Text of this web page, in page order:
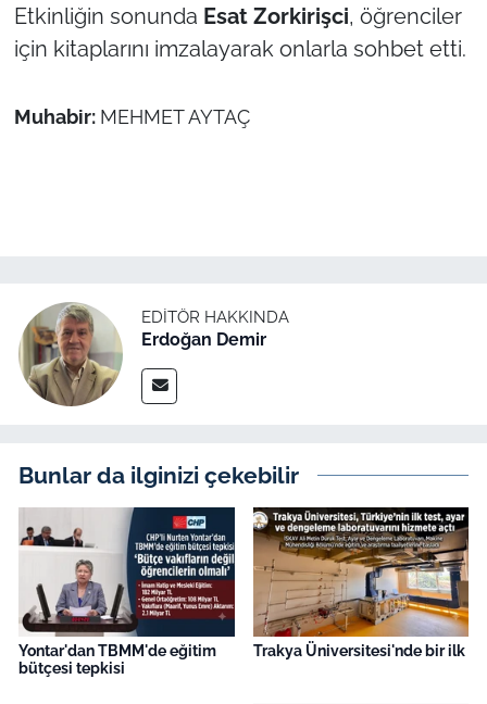
Etkinliğin sonunda Esat Zorkirişci, öğrenciler
için kitaplarını imzalayarak onlarla sohbet etti.
Muhabir: MEHMET AYTAÇ
EDITÖR HAKKINDA
Erdoğan Demir
Bunlar da ilginizi çekebilir
Yontar'dan TBMM'de eğitim
bütçesi tepkisi
Trakya Üniversitesi'nde bir ilk
Genel
İş Dünyası
Bilim Teknoloji
Canlı Maç
Finans
Genel-A
Gündem-Eğitim